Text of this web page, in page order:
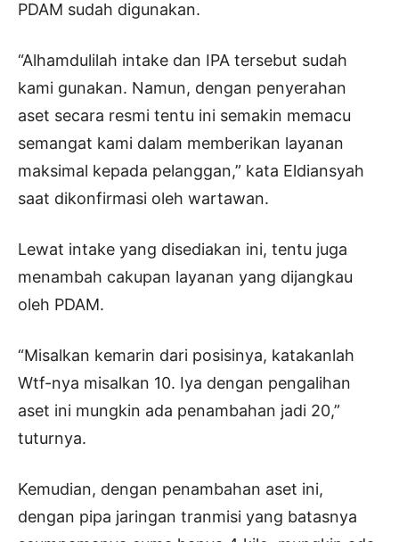
PDAM sudah digunakan.
“Alhamdulilah intake dan IPA tersebut sudah
kami gunakan. Namun, dengan penyerahan
aset secara resmi tentu ini semakin memacu
semangat kami dalam memberikan layanan
maksimal kepada pelanggan,” kata Eldiansyah
saat dikonfirmasi oleh wartawan.
Lewat intake yang disediakan ini, tentu juga
menambah cakupan layanan yang dijangkau
oleh PDAM.
“Misalkan kemarin dari posisinya, katakanlah
Wtf-nya misalkan 10. Iya dengan pengalihan
aset ini mungkin ada penambahan jadi 20,”
tuturnya.
Kemudian, dengan penambahan aset ini,
dengan pipa jaringan tranmisi yang batasnya